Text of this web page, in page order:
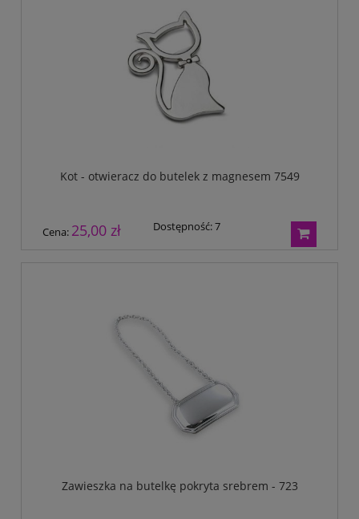
Kot - otwieracz do butelek z magnesem 7549
Cena: 25,00 zł Dostępność:7
Zawieszka na butelkę pokryta srebrem - 723